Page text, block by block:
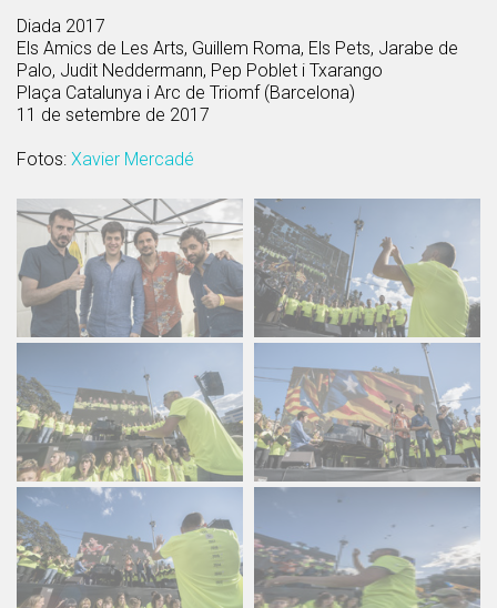
Diada 2017
Els Amics de Les Arts, Guillem Roma, Els Pets, Jarabe de
Palo, Judit Neddermann, Pep Poblet i Txarango
Plaça Catalunya i Arc de Triomf (Barcelona)
11 de setembre de 2017
Fotos: Xavier Mercadé